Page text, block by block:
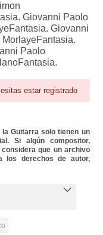
Giovanni Paolo
Fantasia. Giovanni
MorlayeFantasia.
Paolo
Fantasia.
estar registrado
Guitarra solo tienen un
Si algún compositor,
que un archivo
los derechos de autor,